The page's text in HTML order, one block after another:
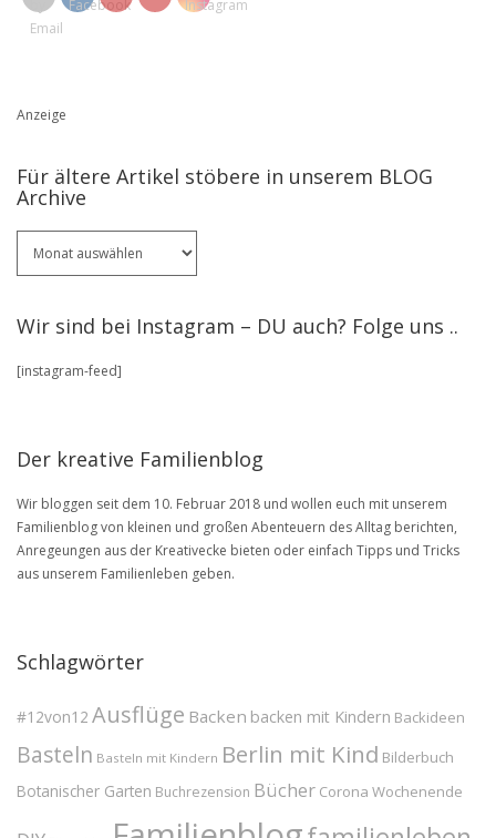
Anzeige
Für ältere Artikel stöbere in unserem BLOG
Archive
ältere
in
BLOG
Wir sind bei Instagram – DU auch? Folge uns ..
[instagram-feed]
Der kreative Familienblog
Wir bloggen seit dem 10. Februar 2018 und wollen euch mit unserem
Familienblog von kleinen und großen Abenteuern des Alltag berichten,
Anregeungen aus der Kreativecke bieten oder einfach Tipps und Tricks
aus unserem Familienleben geben.
Schlagwörter
#12von12 Ausflüge Backen backen mit Kindern Backideen
Basteln Basteln mit Kindern Berlin mit Kind Bilderbuch
Botanischer Garten Buchrezension Bücher Corona Wochenende